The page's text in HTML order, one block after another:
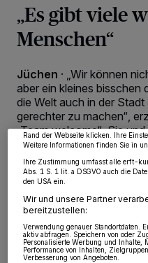
„Es gibt viele
Menschen“
Jüchen · „Wir können
aber ein kleines bisschen
die Welt auch in der
gerechter zu machen“,
„Team welcome“. Sie
von 28 bis 80 Jahren
ein, geflüchtete
heißen.
12.02.2023 , 12:00 Uhr 2
von OK aktivieren Sie Tracking-
Partner verarbeiten Daten, um Ihnen
möglicherweise nicht mehr so
wieder aufrufen, um Ihre
widerrufen, indem Sie auf den Link
Rand der Webseite klicken. Ihre
Weitere Informationen finden Sie in
Ihre Zustimmung umfasst alle erft-
Abs. 1 S. 1 lit. a DSGVO auch die
den USA ein.
Wir und unsere Partner
bereitzustellen:
Verwendung genauer Standortdaten.
aktiv abfragen. Speichern von oder
Personalisierte Werbung und Inhalte,
Performance von Inhalten,
Verbesserung von Angeboten.